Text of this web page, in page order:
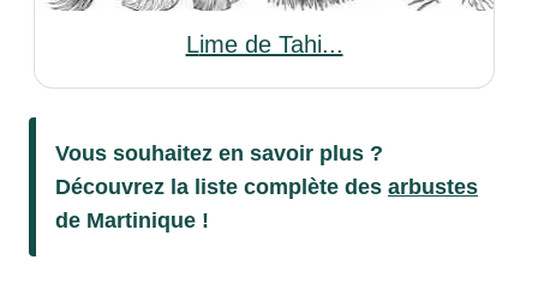
Lime de Tahi...
Vous souhaitez en savoir plus ?
Découvrez la liste complète des arbustes
de Martinique !